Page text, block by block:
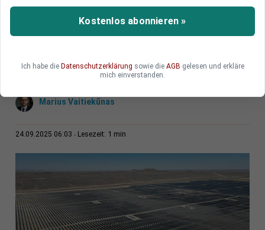
Saudi-Arabien investiert Milliarden in
Solarenergie – nicht aus Klimagründen, sondern
um mehr Öl exportieren zu können. Eine Strategie
Marius Vaitiekūnas
24.09.2025 06:03 Lesezeit: 1 min
Kostenlos abonnieren »
Ich habe die Datenschutzerklärung sowie die AGB gelesen und erkläre
mich einverstanden.